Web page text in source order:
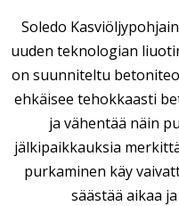
Soledo
uuden teknologian
on suunniteltu
ehkäisee tehokkaasti
ja vähentää näin
jälkipaikkauksia
purkaminen käy
säästää aikaa